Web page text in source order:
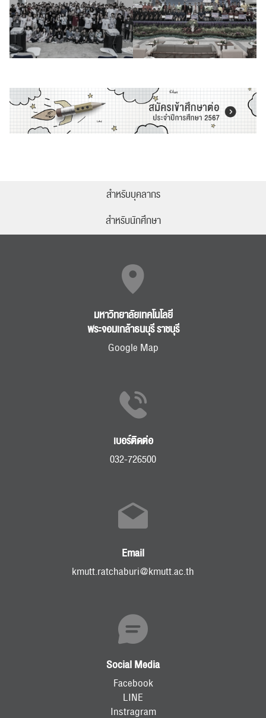
สำหรับบุคลากร
สำหรับนักศึกษา
มหาวิทยาลัยเทคโนโลยี
พระจอมเกล้าธนบุรี ราชบุรี
Google Map
เบอร์ติดต่อ
032-726500
Email
kmutt.ratchaburi@kmutt.ac.th
Social Media
Facebook
LINE
Instragram